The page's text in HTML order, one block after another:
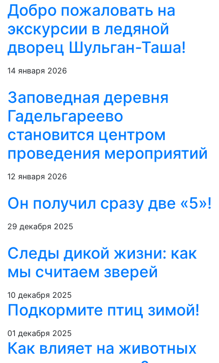
Добро пожаловать на
экскурсии в ледяной
дворец Шульган-Таша!
14 января 2026
Заповедная деревня
Гадельгареево
становится центром
проведения мероприятий
12 января 2026
Он получил сразу две «5»!
29 декабря 2025
Следы дикой жизни: как
мы считаем зверей
10 декабря 2025
Подкормите птиц зимой!
01 декабря 2025
Как влияет на животных